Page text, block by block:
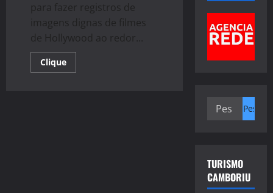
para fazer registros de
imagens dignas de filmes
de Hollywood ao redor...
CliqueRead
more
Pesquisar
TURISMO
CAMBORIU